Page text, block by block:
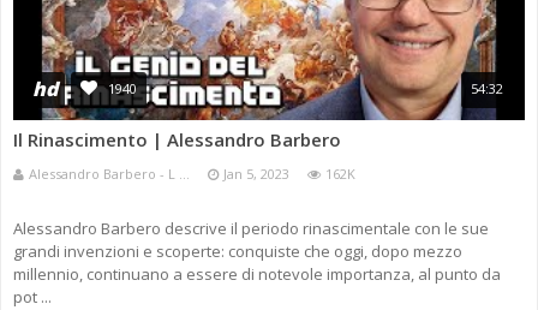
hd 1940 54:32
Il Rinascimento | Alessandro Barbero
Alessandro Barbero - L ... Jan 5, 2023 162K
Alessandro Barbero descrive il periodo rinascimentale con le sue
grandi invenzioni e scoperte: conquiste che oggi, dopo mezzo
millennio, continuano a essere di notevole importanza, al punto da
pot ...